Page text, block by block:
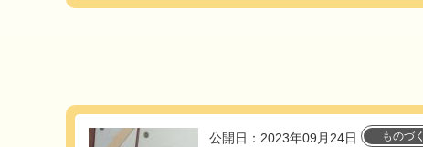
公開日：2023年09月24日 ものづ